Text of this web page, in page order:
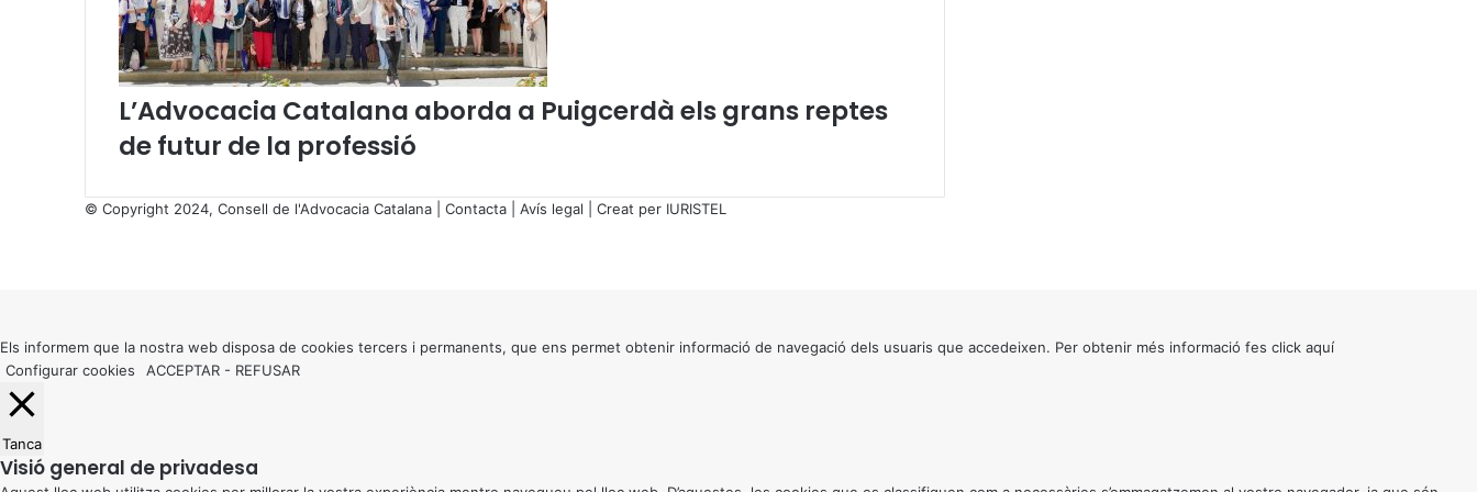
t
u
b
r
e
2
3
u
s
t
í
L’Advocacia Catalana aborda a Puigcerdà els grans reptes
de futur de la professió
© Copyright 2024, Consell de l'Advocacia Catalana | Contacta Avís legal | Creat per IURISTEL
button
Els informem que la nostra web disposa de cookies tercers i permanents, que ens permet obtenir informació de navegació dels usuaris que accedeixen. Per obtenir més informació fes click aquí
Configurar cookies
ACCEPTAR - REFUSAR
Tanca
Visió general de privadesa